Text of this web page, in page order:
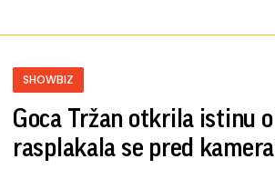
SHOWBIZ
Goca Tržan otkrila istinu
rasplakala se pred